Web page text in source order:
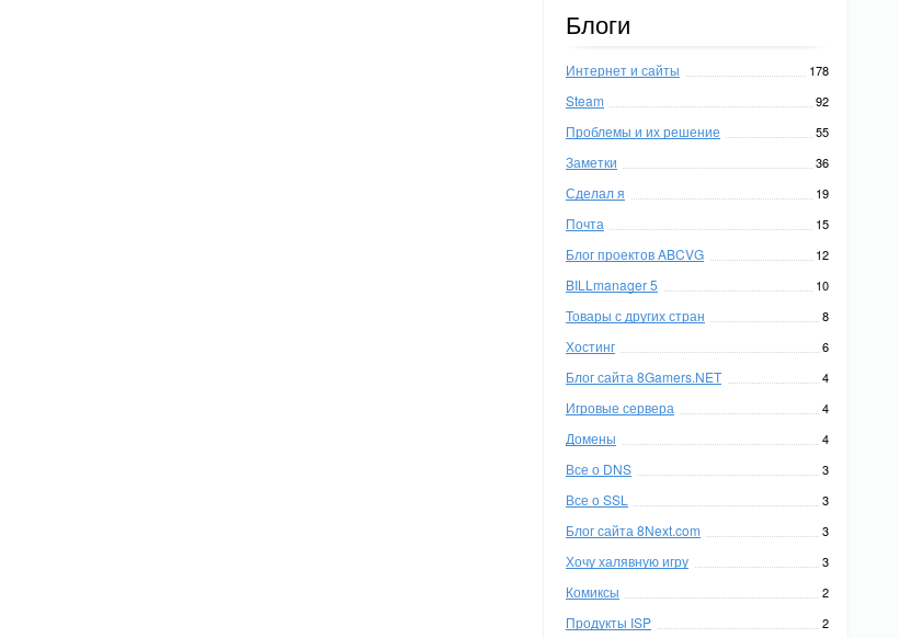
Блоги
Интернет и сайты 178
Steam 92
Проблемы и их решение 55
Заметки 36
Сделал я 19
Почта 15
Блог проектов ABCVG 12
BILLmanager 5 10
Товары с других стран 8
Хостинг 6
Блог сайта 8Gamers.NET 4
Игровые сервера 4
Домены 4
Все о DNS 3
Все о SSL 3
Блог сайта 8Next.com 3
Хочу халявную игру 3
Комиксы 2
Продукты ISP 2